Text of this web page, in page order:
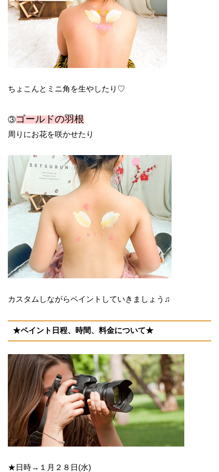
ちょこんとミニ角を生やしたり♡
③ゴールドの羽根
周りにお花を咲かせたり
カスタムしながらペイントしていきましょう♫
★ペイント日程、時間、料金について★
★日時→１月２８日(水)